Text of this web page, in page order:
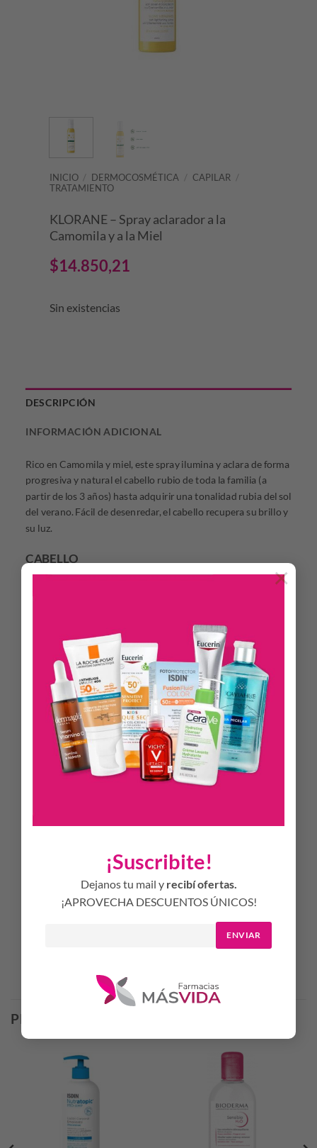
¡Suscribite!
Dejanos tu mail y recibí ofertas.
¡APROVECHA DESCUENTOS ÚNICOS!
ENVIAR
×
INICIO / DERMOCOSMÉTICA / CAPILAR /
TRATAMIENTO
KLORANE – Spray aclarador a la
Camomila y a la Miel
$14.850,21
Sin existencias
DESCRIPCIÓN
INFORMACIÓN ADICIONAL
Rico en Camomila y miel, este spray ilumina y aclara de forma
progresiva y natural el cabello rubio de toda la familia (a
partir de los 3 años) hasta adquirir una tonalidad rubia del sol
del verano. Fácil de desenredar, el cabello recupera su brillo y
su luz.
CABELLO
Cabellos rubios o castaños naturales con mechas o con color.
A partir de los 3 años.
Camomila, cultivada en Egipto, en suelos arenosos y
rebosantes de sol, respetando el ecosistema del entorno.
PROLONGÁ EL VERANO EN TU PELO
Te recomendamos usar el producto 2 o 3 veces por
semana, en cabellos secos como húmedos. También podés
usarlo a diario para facilitar el peinado o desenredarlo.
Podés usarlo de tres formas:
En algunas mechas para obtener un efecto iluminador
Resultados óptimos después de 3 semanas de uso.
Productos Relacionados
PRODUCTOS RELACIONADOS